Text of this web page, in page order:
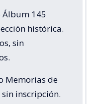
145
histórica.
sin
Memorias de
inscripción.